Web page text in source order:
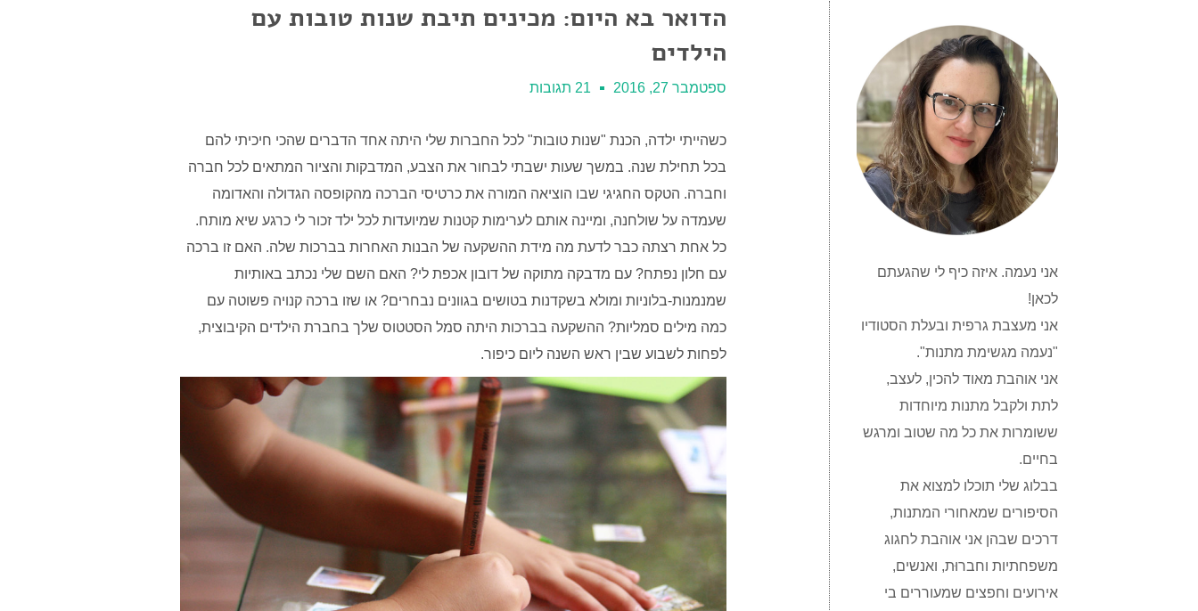
אני נעמה. איזה כיף לי שהגעתם
לכאן!
אני מעצבת גרפית ובעלת הסטודיו
"נעמה מגשימת מתנות".
אני אוהבת מאוד להכין, לעצב,
לתת ולקבל מתנות מיוחדות
ששומרות את כל מה שטוב ומרגש
בחיים.
בבלוג שלי תוכלו למצוא את
הסיפורים שמאחורי המתנות,
דרכים שבהן אני אוהבת לחגוג
משפחתיות וחברוּת, ואנשים,
אירועים וחפצים שמעוררים בי
הדואר בא היום: מכינים תיבת שנות טובות עם
הילדים
ספטמבר 27, 2016 21 תגובות
כשהייתי ילדה, הכנת "שנות טובות" לכל החברות שלי היתה אחד הדברים שהכי חיכיתי להם
בכל תחילת שנה. במשך שעות ישבתי לבחור את הצבע, המדבקות והציור המתאים לכל חברה
וחברה. הטקס החגיגי שבו הוציאה המורה את כרטיסי הברכה מהקופסה הגדולה והאדומה
שעמדה על שולחנה, ומיינה אותם לערימות קטנות שמיועדות לכל ילד זכור לי כרגע שיא מותח.
כל אחת רצתה כבר לדעת מה מידת ההשקעה של הבנות האחרות בברכות שלה. האם זו ברכה
עם חלון נפתח? עם מדבקה מתוקה של דובון אכפת לי? האם השם שלי נכתב באותיות
שמנמנות-בלוניות ומולא בשקדנות בטושים בגוונים נבחרים? או שזו ברכה קנויה פשוטה עם
כמה מילים סמליות? ההשקעה בברכות היתה סמל הסטטוס שלך בחברת הילדים הקיבוצית,
לפחות לשבוע שבין ראש השנה ליום כיפור.